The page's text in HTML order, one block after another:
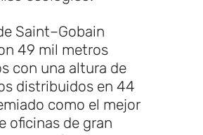
Saint–Gobain
49 mil metros
con una altura de
distribuidos en 44
como el mejor
oficinas de gran